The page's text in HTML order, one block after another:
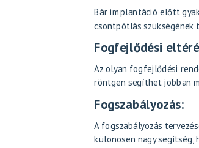
Bár implantáció előtt
csontpótlás szükségének
Fogfejlődési
Az olyan fogfejlődési
röntgen segíthet jobban
Fogszabályozás:
A fogszabályozás
különösen nagy segítség,